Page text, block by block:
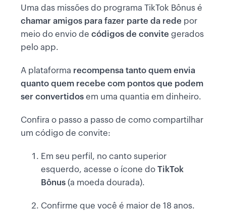
Uma das missões do programa TikTok Bônus é
chamar amigos para fazer parte da rede por
meio do envio de códigos de convite gerados
pelo app.
A plataforma recompensa tanto quem envia
quanto quem recebe com pontos que podem
ser convertidos em uma quantia em dinheiro.
Confira o passo a passo de como compartilhar
um código de convite:
Em seu perfil, no canto superior
esquerdo, acesse o ícone do TikTok
Bônus (a moeda dourada).
Confirme que você é maior de 18 anos.